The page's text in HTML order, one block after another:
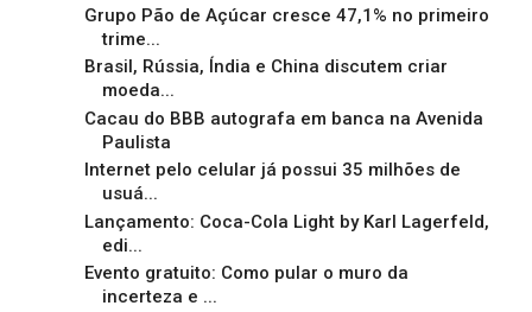
Grupo Pão de Açúcar cresce 47,1% no primeiro
trime...
Brasil, Rússia, Índia e China discutem criar
moeda...
Cacau do BBB autografa em banca na Avenida
Paulista
Internet pelo celular já possui 35 milhões de
usuá...
Lançamento: Coca-Cola Light by Karl Lagerfeld,
edi...
Evento gratuito: Como pular o muro da
incerteza e ...